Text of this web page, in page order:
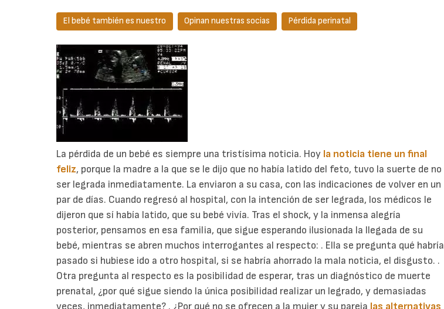
El bebé también es nuestro Opinan nuestras socias Pérdida perinatal
La pérdida de un bebé es siempre una tristísima noticia. Hoy la noticia tiene un final
feliz, porque la madre a la que se le dijo que no había latido del feto, tuvo la suerte de no
ser legrada inmediatamente. La enviaron a su casa, con las indicaciones de volver en un
par de días. Cuando regresó al hospital, con la intención de ser legrada, los médicos le
dijeron que sí había latido, que su bebé vivía. Tras el shock, y la inmensa alegría
posterior, pensamos en esa familia, que sigue esperando ilusionada la llegada de su
bebé, mientras se abren muchos interrogantes al respecto: . Ella se pregunta qué habría
pasado si hubiese ido a otro hospital, si se habría ahorrado la mala noticia, el disgusto. .
Otra pregunta al respecto es la posibilidad de esperar, tras un diagnóstico de muerte
prenatal, ¿por qué sigue siendo la única posibilidad realizar un legrado, y demasiadas
veces, inmediatamente? . ¿Por qué no se ofrecen a la mujer y su pareja las alternativas